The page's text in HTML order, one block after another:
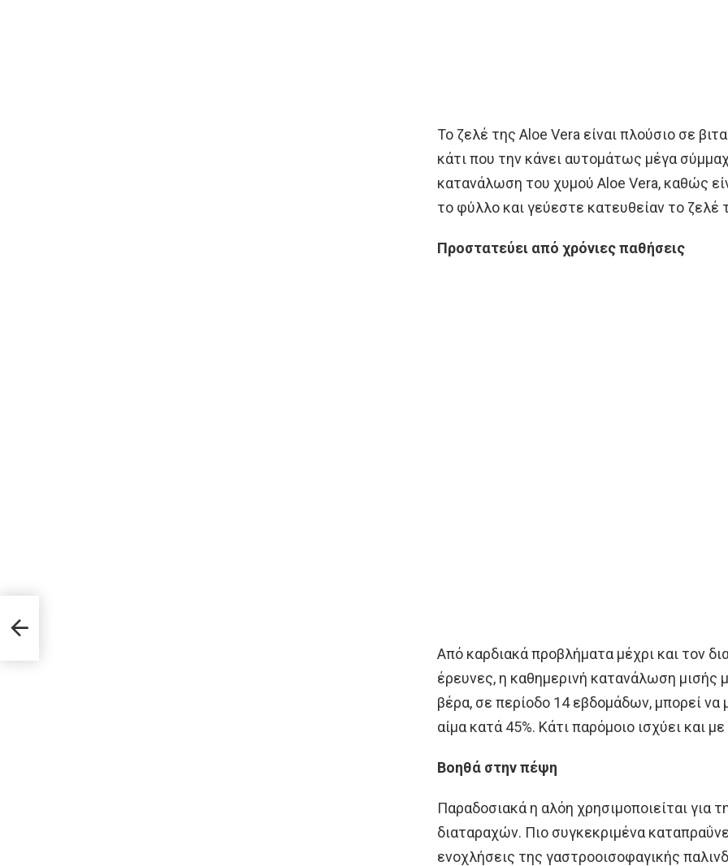
Το ζελέ της Aloe Vera είναι πλούσιο σε
κάτι που την κάνει αυτομάτως μέγα
κατανάλωση του χυμού Aloe Vera, καθώς
το φύλλο και γεύεστε κατευθείαν το ζελέ
Προστατεύει από χρόνιες παθήσεις
Από καρδιακά προβλήματα μέχρι και τον
έρευνες, η καθημερινή κατανάλωση μισής
βέρα, σε περίοδο 14 εβδομάδων, μπορεί
αίμα κατά 45%. Κάτι παρόμοιο ισχύει και
Βοηθά στην πέψη
Παραδοσιακά η αλόη χρησιμοποιείται για
διαταραχών. Πιο συγκεκριμένα
ενοχλήσεις της γαστροοισοφαγικής